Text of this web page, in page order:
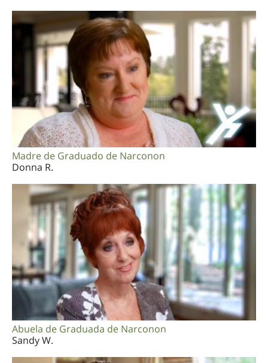
Madre de Graduado de Narconon
Donna R.
Abuela de Graduada de Narconon
Sandy W.